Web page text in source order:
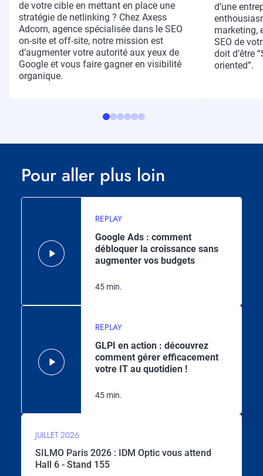
de votre cible en mettant en place une
stratégie de netlinking ? Chez Axess
Adcom, agence spécialisée dans le SEO
on-site et off-site, notre mission est
d’augmenter votre autorité aux yeux de
Google et vous faire gagner en visibilité
organique.
d’une
marketing,
SEO de
doit d’être
oriented”.
Pour aller plus loin
REPLAY
Google Ads : comment
débloquer la croissance sans
augmenter vos budgets
45 min.
REPLAY
GLPI en action : découvrez
comment gérer efficacement
votre IT au quotidien !
45 min.
JUILLET 2026
SILMO Paris 2026 : IDM Optic vous attend
Hall 6 - Stand 155